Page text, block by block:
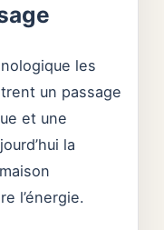
les
un passage
et une
la
l’énergie.